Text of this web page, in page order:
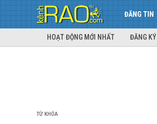
ĐĂNG TIN
HOẠT ĐỘNG MỚI NHẤT ĐĂNG KÝ
TỪ KHÓA